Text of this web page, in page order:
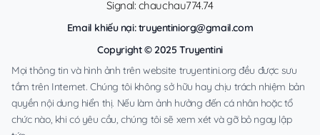
Signal: chauchau774.74
Email khiếu nại:truyentiniorg@gmail.com
Copyright © 2025 Truyentini
Mọi thông tin và hình ảnh trên website truyentini.org đều được sưu
tầm trên Internet. Chúng tôi không sở hữu hay chịu trách nhiệm bản
quyền nội dung hiển thị. Nếu làm ảnh hưởng đến cá nhân hoặc tổ
chức nào, khi có yêu cầu, chúng tôi sẽ xem xét và gỡ bỏ ngay lập